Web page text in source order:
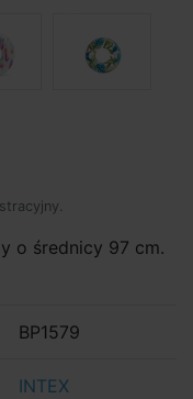
o średnicy 97 cm.
BP1579
INTEX